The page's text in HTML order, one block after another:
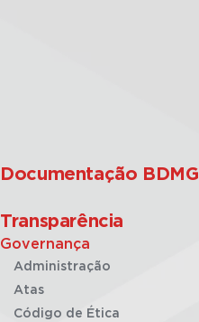
Documentação BDMG
Transparência
Governança
Administração
Atas
Código de Ética